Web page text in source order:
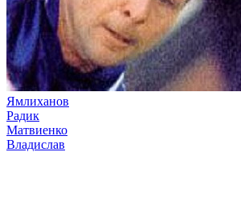
Ямлиханов
Радик
Матвиенко
Владислав